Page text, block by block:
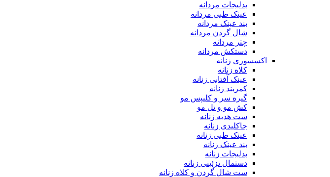
بدلیجات مردانه
عینک طبی مردانه
بند عینک مردانه
شال گردن مردانه
چتر مردانه
دستکش مردانه
اکسسوری زنانه
کلاه زنانه
عینک آفتابی زنانه
کمربند زنانه
گیره سر و کلیپس مو
کش مو و تل مو
ست هدیه زنانه
جاکلیدی زنانه
عینک طبی زنانه
بند عینک زنانه
بدلیجات زنانه
دستمال تزئینی زنانه
ست شال گردن و کلاه زنانه